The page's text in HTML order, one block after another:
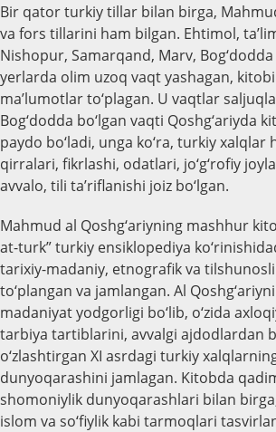
Bir qator turkiy tillar bilan birga,
va fors tillarini ham bilgan. Ehtimol,
Nishopur, Samarqand, Marv,
yerlarda olim uzoq vaqt yashagan,
ma’lumotlar to‘plagan. U vaqtlar
Bog‘dodda bo‘lgan vaqti Qoshg‘ariyda
paydo bo‘ladi, unga ko‘ra, turkiy xalqlar
qirralari, fikrlashi, odatlari, jo‘g‘rofiy
avvalo, tili ta’riflanishi joiz bo‘lgan.
Mahmud al Qoshg‘ariyning mashhur
at-turk” turkiy ensiklopediya
tarixiy-madaniy, etnografik va
to‘plangan va jamlangan. Al
madaniyat yodgorligi bo‘lib, o‘zida
tarbiya tartiblarini, avvalgi ajdodlardan
o‘zlashtirgan XI asrdagi turkiy
dunyoqarashini jamlagan. Kitobda
shomoniylik dunyoqarashlari bilan
islom va so‘fiylik kabi tarmoqlari